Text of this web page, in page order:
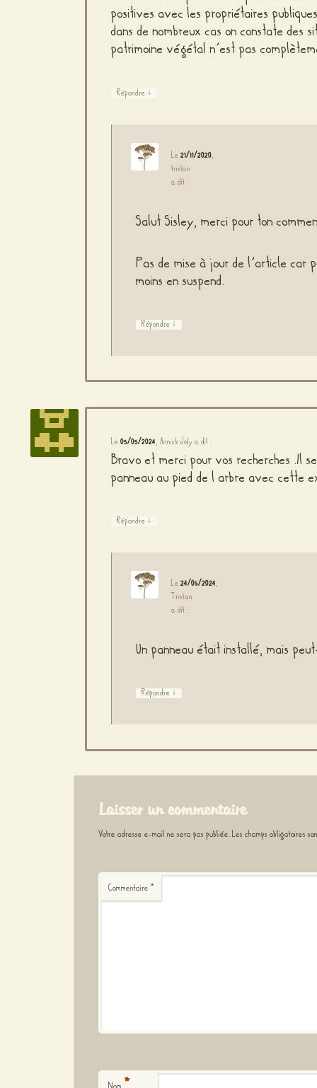
positives avec les propriétaires
dans de nombreux cas on constate des
patrimoine végétal n’est pas
Répondre ↓
Le21/11/2020,
tristan
a dit :
Salut Sisley, merci pour ton
Pas de mise à jour de l’article car
moins en suspend.
Répondre ↓
Le05/05/2024,Annick Jolya dit :
Bravo et merci pour vos recherches .Il
panneau au pied de l arbre avec cette
Répondre ↓
Le24/05/2024,
Tristan
a dit :
Un panneau était installé, mais
Répondre ↓
Laisser un commentaire
Votre adresse e-mail ne sera pas publiée.Les champs obligatoires
Commentaire *